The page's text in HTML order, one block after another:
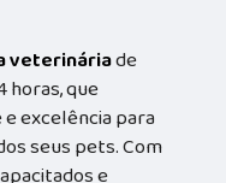
veterináriade
horas, que
excelência para
seus pets. Com
e